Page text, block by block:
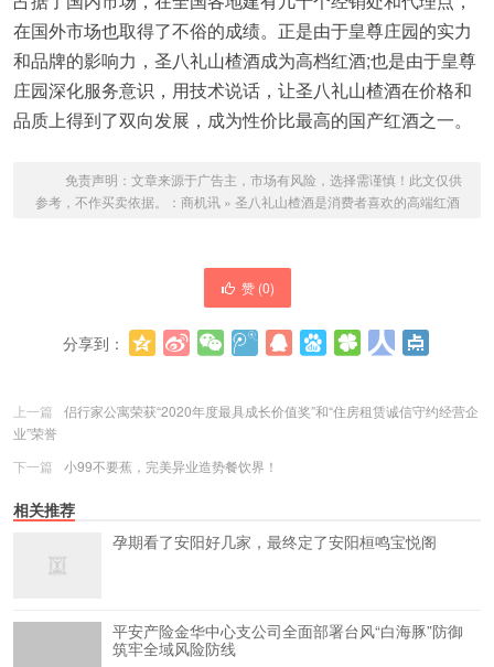
在国外市场也取得了不俗的成绩。正是由于皇尊庄园的实力
和品牌的影响力，圣八礼山楂酒成为高档红酒;也是由于皇尊
庄园深化服务意识，用技术说话，让圣八礼山楂酒在价格和
品质上得到了双向发展，成为性价比最高的国产红酒之一。
免责声明：文章来源于广告主，市场有风险，选择需谨慎！此文仅供
参考，不作买卖依据。： 商机讯» 圣八礼山楂酒是消费者喜欢的高端红酒
赞 (0)
分享到：
上一篇
侣行家公寓荣获“2020年度最具成长价值奖”和“住房租赁诚信守约经营企
业”荣誉
下一篇
小99不要蕉，完美异业造势餐饮界！
相关推荐
孕期看了安阳好几家，最终定了安阳桓鸣宝悦阁
平安产险金华中心支公司全面部署台风“白海豚”防御
筑牢全域风险防线